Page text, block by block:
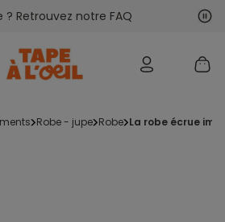
? Retrouvez notre FAQ
robe - jupe robe la robe écrue